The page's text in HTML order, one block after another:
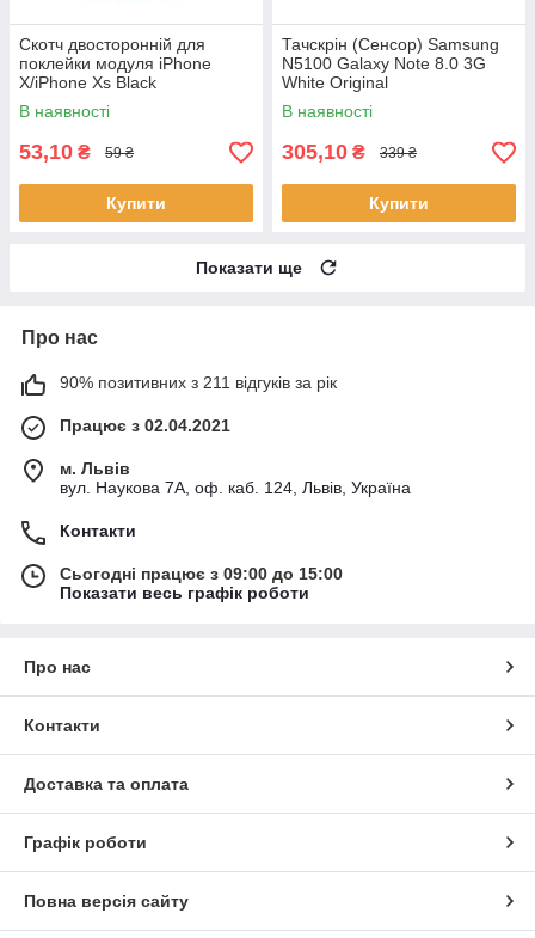
Скотч двосторонній для
поклейки модуля iPhone
X/iPhone Xs Black
В наявності
53,10 ₴ 59 ₴
Купити
Тачскрін (Сенсор) Samsung
N5100 Galaxy Note 8.0 3G
White Original
В наявності
305,10 ₴ 339 ₴
Купити
Показати ще
Про нас
90% позитивних з 211 відгуків за рік
Працює з 02.04.2021
м. Львів
вул. Наукова 7А, оф. каб. 124, Львів, Україна
Контакти
Сьогодні працює з 09:00 до 15:00
Показати весь графік роботи
Про нас
Контакти
Доставка та оплата
Графік роботи
Повна версія сайту